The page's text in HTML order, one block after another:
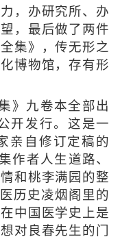
，办研究所、办
，最后做了两件
集》，传无形之
博物馆，存有形
》九卷本全部出
开发行。这是一
亲自修订定稿的
作者人生道路、
和桃李满园的整
历史凌烟阁里的
中国医学史上是
对良春先生的门